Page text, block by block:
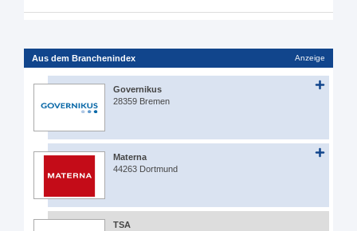
Aus dem Branchenindex Anzeige
Governikus
28359 Bremen
Materna
44263 Dortmund
TSA